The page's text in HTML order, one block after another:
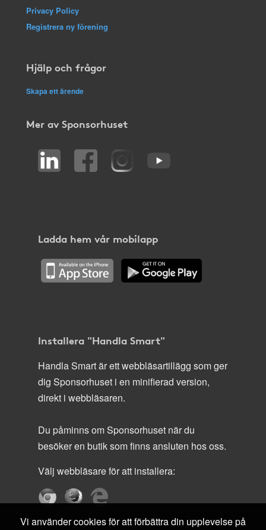
Privacy Policy
Registrera ny förening
Hjälp och frågor
Skapa ett ärende
Mer av Sponsorhuset
Ladda hem vår mobilapp
Installera "Handla Smart"
Handla Smart är ett webbläsartillägg som ger
dig Sponsorhuset i en minifierad version,
direkt i webbläsaren.
Du påminns om Sponsorhuset när du
besöker en butik som finns ansluten hos oss.
Välj webbläsare för att installera:
Vi använder cookies för att förbättra din upplevelse på